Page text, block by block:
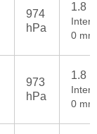
974
hPa
1.8
0
973
hPa
1.8
0